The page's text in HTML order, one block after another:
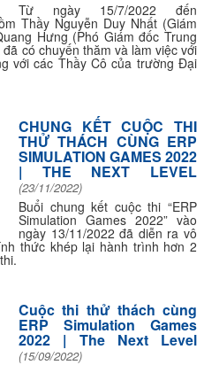
Từ ngày 15/7/2022 đến
Thầy Nguyễn Duy Nhất (Giám
Hưng (Phó Giám đốc Trung
có chuyến thăm và làm việc với
với các Thầy Cô của trường Đại
CHUNG KẾT CUỘC THI
THỬ THÁCH CÙNG ERP
SIMULATION GAMES 2022
| THE NEXT LEVEL
(23/11/2022)
Buổi chung kết cuộc thi “ERP
Simulation Games 2022” vào
ngày 13/11/2022 đã diễn ra vô
thức khép lại hành trình hơn 2
Cuộc thi thử thách cùng
ERP Simulation Games
2022 | The Next Level
(15/09/2022)